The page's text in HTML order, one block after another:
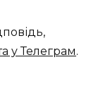
у Телеграм.